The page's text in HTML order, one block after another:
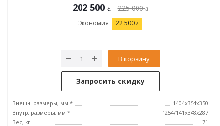
202 500 225 000
Экономия 22 500
В корзину
Запросить скидку
Внешн. размеры, мм *
1404x354x350
Внутр. размеры, мм *
1254/141x348x287
Вес, кг
71